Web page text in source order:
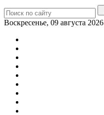
Воскресенье, 09 августа 2026